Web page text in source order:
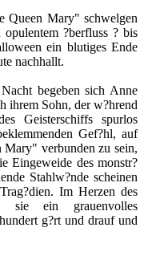
Queen Mary" schwelgen
?berfluss ? bis
ein blutiges Ende
nachhallt.
begeben sich Anne
ihrem Sohn, der w?hrend
Geisterschiffs spurlos
Gef?hl, auf
verbunden zu sein,
Eingeweide des monstr?
Stahlw?nde scheinen
Im Herzen des
sie ein grauenvolles
g?rt und drauf und